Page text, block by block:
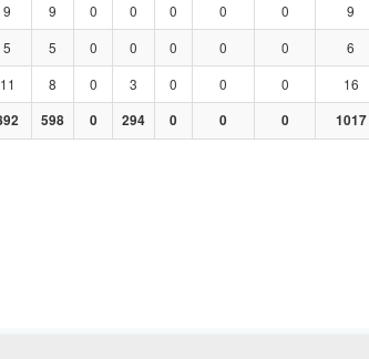
9 9 0 0 0 0 0 9
5 5 0 0 0 0 0 6
11 8 0 3 0 0 0 16
598 0 294 0 0 0 1017